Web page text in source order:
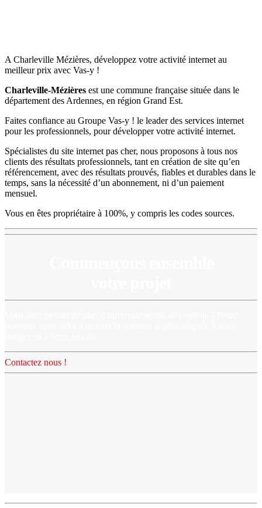
A Charleville Mézières, développez votre activité internet au
meilleur prix avec Vas-y !
Charleville-Mézières est une commune française située dans le
département des Ardennes, en région Grand Est.
Faites confiance au Groupe Vas-y ! le leader des services internet
pour les professionnels, pour développer votre activité internet.
Spécialistes du site internet pas cher, nous proposons à tous nos
clients des résultats professionnels, tant en création de site qu’en
référencement, avec des résultats prouvés, fiables et durables dans le
temps, sans la nécessité d’un abonnement, ni d’un paiement
mensuel.
Vous en êtes propriétaire à 100%, y compris les codes sources.
Contactez nous !